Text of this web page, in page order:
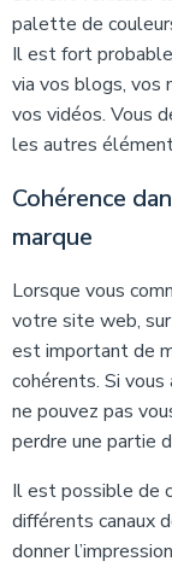
palette de
Il est fort
via vos blogs, vos
vos vidéos. Vous
les autres
Cohérence
marque
Lorsque vous
votre site web, sur
est important de
cohérents. Si
ne pouvez pas
perdre une partie
Il est possible de
différents canaux
donner